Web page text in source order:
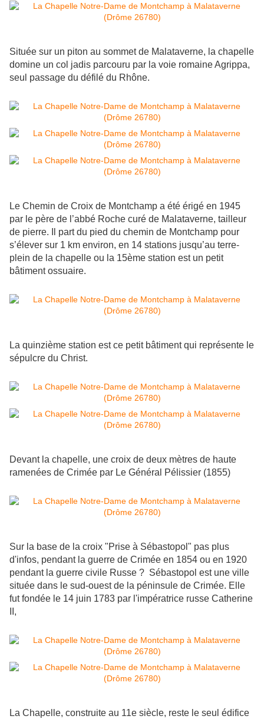
Située sur un piton au sommet de Malataverne, la chapelle
domine un col jadis parcouru par la voie romaine Agrippa,
seul passage du défilé du Rhône.
Le Chemin de Croix de Montchamp a été érigé en 1945
par le père de l’abbé Roche curé de Malataverne, tailleur
de pierre. Il part du pied du chemin de Montchamp pour
s’élever sur 1 km environ, en 14 stations jusqu’au terre-
plein de la chapelle ou la 15ème station est un petit
bâtiment ossuaire.
La quinzième station est ce petit bâtiment qui représente le
sépulcre du Christ.
Devant la chapelle, une croix de deux mètres de haute
ramenées de Crimée par Le Général Pélissier (1855)
Sur la base de la croix "Prise à Sébastopol" pas plus
d'infos, pendant la guerre de Crimée en 1854 ou en 1920
pendant la guerre civile Russe ? Sébastopol est une ville
située dans le sud-ouest de la péninsule de Crimée. Elle
fut fondée le 14 juin 1783 par l'impératrice russe Catherine
II,
La Chapelle, construite au 11e siècle, reste le seul édifice